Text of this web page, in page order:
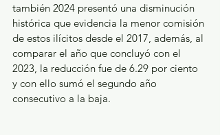
también 2024 presentó una disminución
histórica que evidencia la menor comisión
de estos ilícitos desde el 2017, además, al
comparar el año que concluyó con el
2023, la reducción fue de 6.29 por ciento
y con ello sumó el segundo año
consecutivo a la baja.